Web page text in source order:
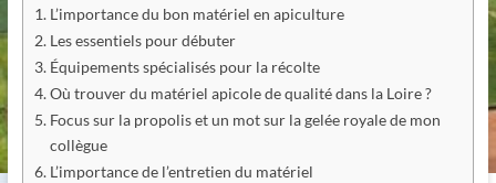
L’importance du bon matériel en apiculture
Les essentiels pour débuter
Équipements spécialisés pour la récolte
Où trouver du matériel apicole de qualité dans la Loire ?
Focus sur la propolis et un mot sur la gelée royale de mon
collègue
L’importance de l’entretien du matériel